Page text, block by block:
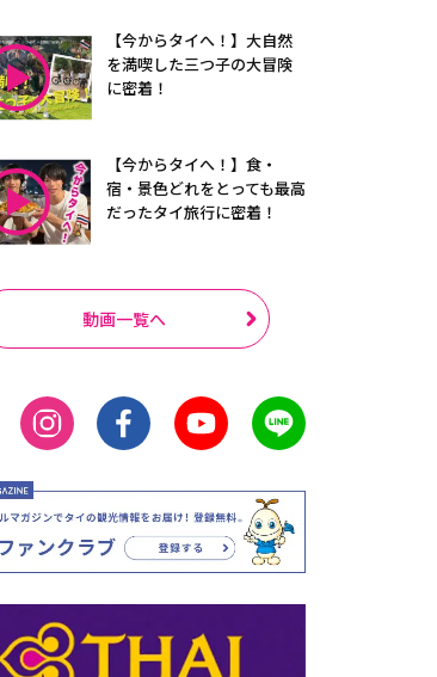
【今からタイへ！】大自然
を満喫した三つ子の大冒険
に密着！
【今からタイへ！】食・
宿・景色どれをとっても最高
だったタイ旅行に密着！
動画一覧へ